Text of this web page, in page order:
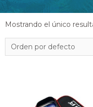
Mostrando el único